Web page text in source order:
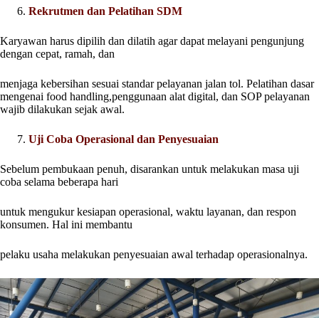
Rekrutmen dan Pelatihan SDM
Karyawan harus dipilih dan dilatih agar dapat melayani pengunjung
dengan cepat, ramah, dan
menjaga kebersihan sesuai standar pelayanan jalan tol. Pelatihan dasar
mengenai food handling,penggunaan alat digital, dan SOP pelayanan
wajib dilakukan sejak awal.
Uji Coba Operasional dan Penyesuaian
Sebelum pembukaan penuh, disarankan untuk melakukan masa uji
coba selama beberapa hari
untuk mengukur kesiapan operasional, waktu layanan, dan respon
konsumen. Hal ini membantu
pelaku usaha melakukan penyesuaian awal terhadap operasionalnya.